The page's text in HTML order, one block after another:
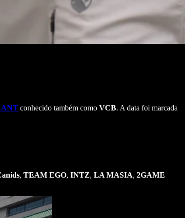
conhecido também como VCB. A data foi marcada
, TEAM EGO, INTZ, LA MASIA, 2GAME